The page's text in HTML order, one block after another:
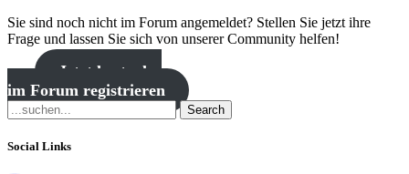
Sie sind noch nicht im Forum angemeldet? Stellen Sie jetzt ihre
Frage und lassen Sie sich von unserer Community helfen!
Jetzt kostenlos
im Forum registrieren
Search
Social Links